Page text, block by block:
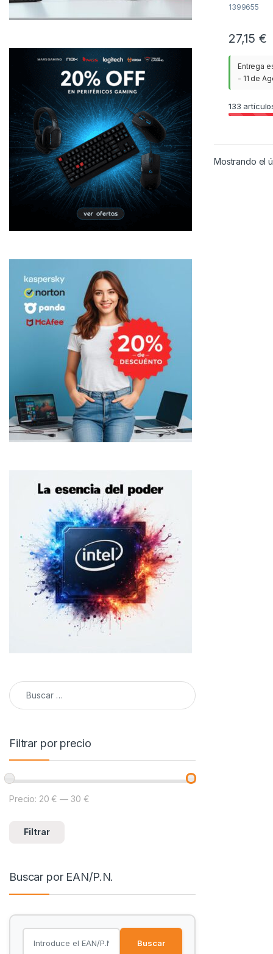
1399655
27,15€
Entrega
- 11 de
133
Mostrando el
Buscar:
Filtrar por precio
Precio mínimo
Precio máximo
Filtrar
Precio: 20 € — 30 €
Buscar por EAN/P.N.
Buscar